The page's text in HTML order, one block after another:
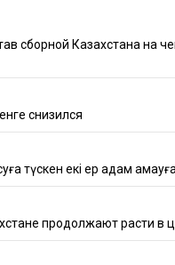
сборной Казахстана на
снизился
түскен екі ер адам
продолжают расти в